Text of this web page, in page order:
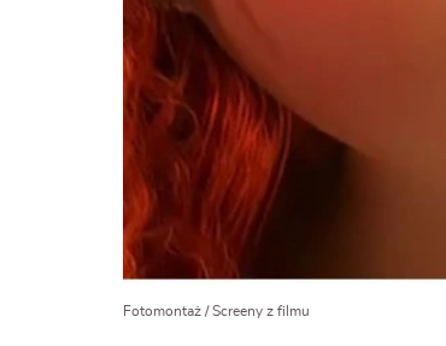
Fotomontaż / Screeny z filmu